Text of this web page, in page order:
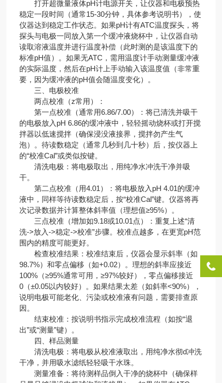
打开超微量液体pH计电源开关，让仪器和电极预热
稳定一段时间（通常15-30分钟，具体参考说明书），使
仪器达到稳定工作状态。如果pH计有ATC温度探头，将
探头与电极一同放入第一个缓冲液烧杯中，让仪器自动
读取溶液温度并进行温度补偿（此时测的是该温度下的
标准pH值）。如果无ATC，需用温度计手动测量缓冲液
的实际温度，然后在pH计上手动输入该温度值（非常重
要，因为缓冲液的pH值会随温度变化）。
三、电极校准
两点校准（z常用）：
第一点校准（通常用6.86/7.00）：将已清洗并吸干
的电极放入pH 6.86的缓冲液中，轻轻摇动烧杯或打开搅
拌器以低速搅拌（确保浸没液接界，搅拌勿产生气
泡）。待读数稳定（通常几秒到几十秒）后，按仪器上
的“校准Cal”或类似按键。
清洗电极：将电极取出，用纯净水冲洗干净并吸
干。
第二点校准（用4.01）：将电极放入pH 4.01的缓冲
液中，同样等待读数稳定后，按“校准Cal”键。仪器将再
次记录数据并计算整体斜率值（理想值≥95%）。
三点校准（增加如9.18或10.01点）：重复上述“清
洗->放入->稳定->校准”步骤。校准点越多，在更宽pH范
围内的精度可能更好。
检查校准结果：校准结束后，仪器会显示斜率（如
98.7%）和零点偏移（如+0.02）。理想的斜率应接近
100%（≥95%通常可用，≥97%较好），零点偏移接近
0（±0.05以内较好）。如果结果太差（如斜率<90%），
说明电极可能老化、污染或校准液有问题，需要排查原
因。
结束校准：按说明书指示完成校准流程（如按“退
出”或“测量”键）。
四、样品测量
清洗电极：将电极从校准液取出，用纯净水彻d冲洗
干净，并用吸水滤纸轻轻吸干水珠。
测量准备：将待测样品倒入干净的烧杯中（确保样